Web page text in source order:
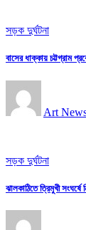
সড়ক দুর্ঘটনা
বাসের ধাক্কায় চট্টগ্রাম
Art
সড়ক দুর্ঘটনা
ঝালকাঠিতে ত্রিমুখী সংঘর্ষে